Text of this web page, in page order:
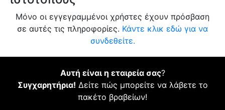
Μόνο οι εγγεγραμμένοι χρήστες έχουν πρόσβαση
σε αυτές τις πληροφορίες. Κάντε κλικ εδώ για να
συνδεθείτε.
Αυτή είναι η εταιρεία σας?
Συγχαρητήρια! Δείτε πώς μπορείτε να λάβετε το
πακέτο βραβείων!